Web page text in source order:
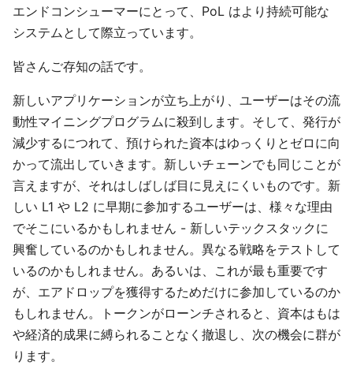
エンドコンシューマーにとって、PoL はより持続可能な
システムとして際立っています。
皆さんご存知の話です。
新しいアプリケーションが立ち上がり、ユーザーはその流
動性マイニングプログラムに殺到します。そして、発行が
減少するにつれて、預けられた資本はゆっくりとゼロに向
かって流出していきます。新しいチェーンでも同じことが
言えますが、それはしばしば目に見えにくいものです。新
しい L1 や L2 に早期に参加するユーザーは、様々な理由
でそこにいるかもしれません - 新しいテックスタックに
興奮しているのかもしれません。異なる戦略をテストして
いるのかもしれません。あるいは、これが最も重要です
が、エアドロップを獲得するためだけに参加しているのか
もしれません。トークンがローンチされると、資本はもは
や経済的成果に縛られることなく撤退し、次の機会に群が
ります。